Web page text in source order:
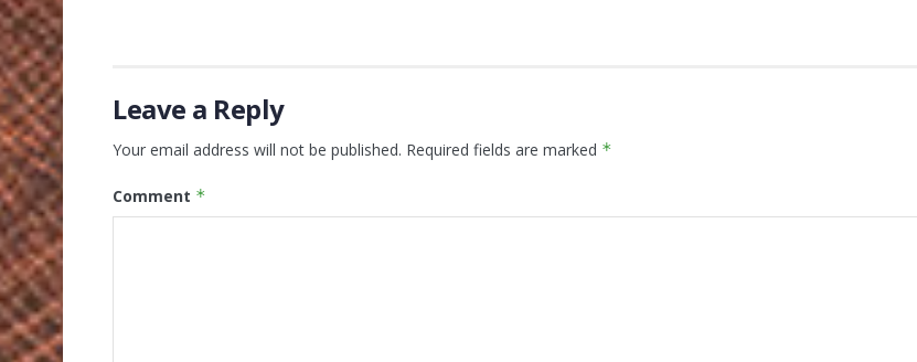
Leave a Reply
Your email address will not be published. Required fields are marked *
Comment *